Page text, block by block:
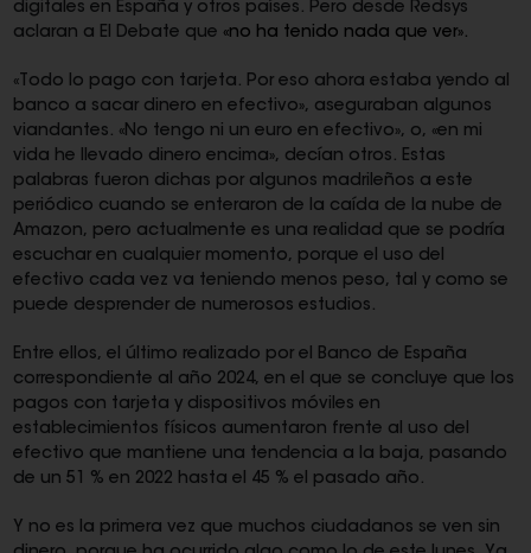
digitales en España y otros países. Pero desde Redsys
aclaran a El Debate que «no ha tenido nada que ver».
«Todo lo pago con tarjeta. Por eso ahora estaba yendo al
banco a sacar dinero en efectivo», aseguraban algunos
viandantes. «No tengo ni un euro en efectivo», o, «en mi
vida he llevado dinero encima», decían otros. Estas
palabras fueron dichas por algunos madrileños a este
periódico cuando se enteraron de la caída de la nube de
Amazon, pero actualmente es una realidad que se podría
escuchar en cualquier momento, porque el uso del
efectivo cada vez va teniendo menos peso, tal y como se
puede desprender de numerosos estudios.
Entre ellos, el último realizado por el Banco de España
correspondiente al año 2024, en el que se concluye que los
pagos con tarjeta y dispositivos móviles en
establecimientos físicos aumentaron frente al uso del
efectivo que mantiene una tendencia a la baja, pasando
de un 51 % en 2022 hasta el 45 % el pasado año.
Y no es la primera vez que muchos ciudadanos se ven sin